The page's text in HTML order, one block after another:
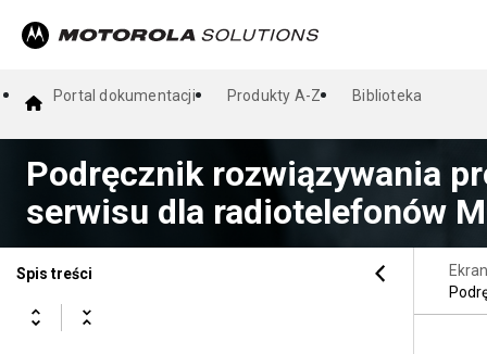
Portal dokumentacji Produkty A-Z Biblioteka
Podręcznik rozwiązywania
serwisu dla radiotelefonów
Spis treści